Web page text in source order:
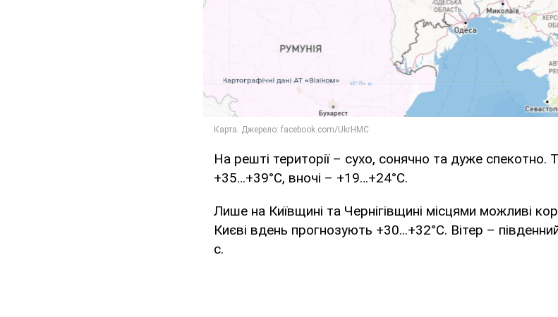
На решті території – сухо, сонячно та дуже спекотно.
+35…+39°C, вночі – +19…+24°C.
Лише на Київщині та Чернігівщині місцями можливі
Києві вдень прогнозують +30…+32°C. Вітер –
с.